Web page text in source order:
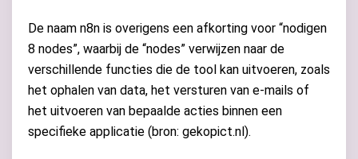
De naam n8n is overigens een afkorting voor “nodigen
8 nodes”, waarbij de “nodes” verwijzen naar de
verschillende functies die de tool kan uitvoeren, zoals
het ophalen van data, het versturen van e-mails of
het uitvoeren van bepaalde acties binnen een
specifieke applicatie (bron: gekopict.nl).